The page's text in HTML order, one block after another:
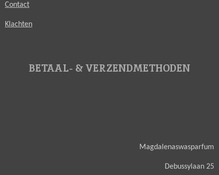
Contact
Klachten
BETAAL- & VERZENDMETHODEN
Magdalenaswasparfum
Debussylaan 25